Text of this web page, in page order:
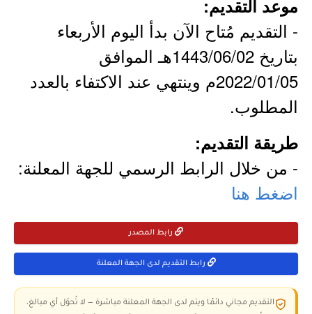
موعد التقديم:
- التقديم مُتاح الآن بدأ اليوم الأربعاء
بتاريخ 1443/06/02هـ الموافق
2022/01/05م وينتهي عند الاكتفاء بالعدد
المطلوب.
طريقة التقديم:
- من خلال الرابط الرسمي للجهة المعلنة:
اضغط هنا
رابط المصدر
رابط التقديم لدى الجهة المعلنة
التقديم مجاني دائمًا ويتم لدى الجهة المعلنة مباشرة — لا تُحوّل أي مبالغ،